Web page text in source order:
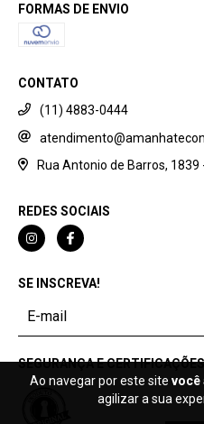
Ao navegar por este site você
agilizar a sua
FORMAS DE ENVIO
CONTATO
(11) 4883-0444
Rua Antonio de Barros,
REDES SOCIAIS
SE INSCREVA!
SEGURANÇA E CERTIFICAÇÕES